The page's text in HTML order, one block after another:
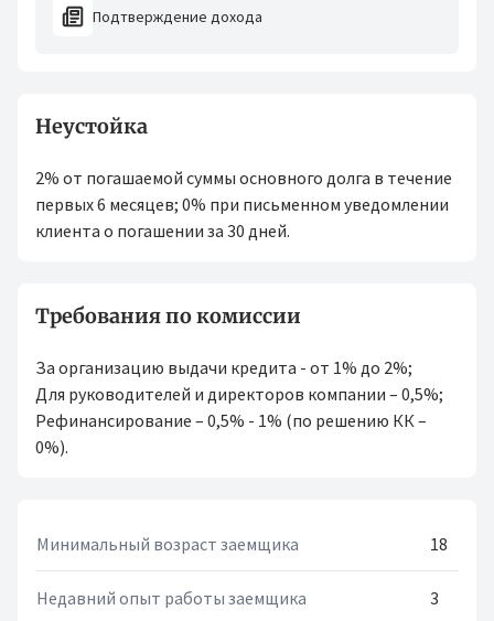
Подтверждение дохода
Неустойка
2% от погашаемой суммы основного долга в течение
первых 6 месяцев; 0% при письменном уведомлении
клиента о погашении за 30 дней.
Требования по комиссии
За организацию выдачи кредита - от 1% до 2%;
Для руководителей и директоров компании – 0,5%;
Рефинансирование – 0,5% - 1% (по решению КК –
0%).
Минимальный возраст заемщика 18
Недавний опыт работы заемщика 3